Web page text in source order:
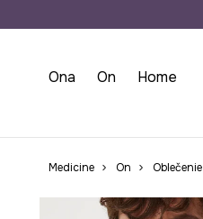
Ona On Home
Medicine On Oblečenie